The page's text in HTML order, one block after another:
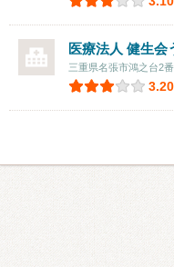
医療法人 健生会
三重県名張市鴻之台2
3.20